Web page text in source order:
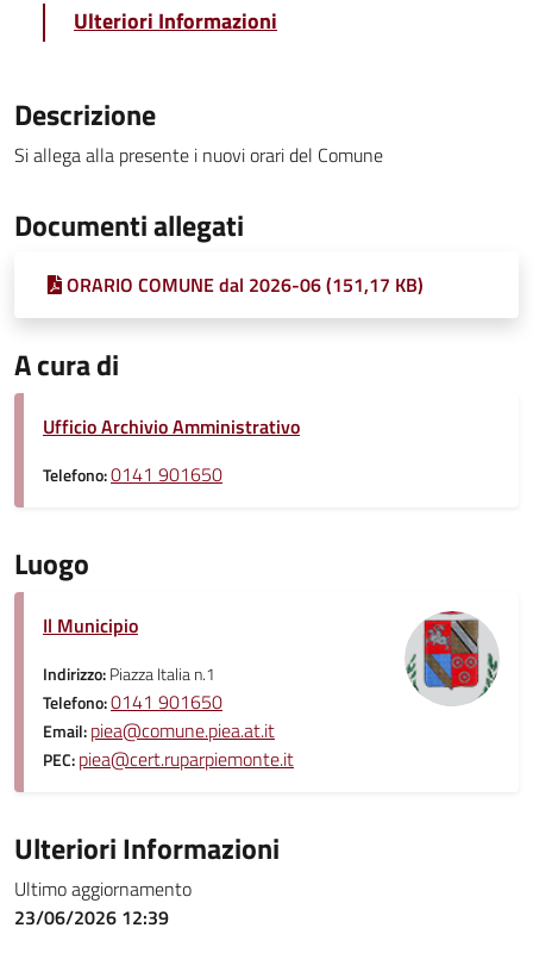
Ulteriori Informazioni
Descrizione
Si allega alla presente i nuovi orari del Comune
Documenti allegati
ORARIO COMUNE dal 2026-06 (151,17 KB)
A cura di
Ufficio Archivio Amministrativo
Telefono:0141 901650
Luogo
Il Municipio
Indirizzo:Piazza Italia n.1
Telefono:0141 901650
Email:piea@comune.piea.at.it
PEC:piea@cert.ruparpiemonte.it
Ulteriori Informazioni
Ultimo aggiornamento
23/06/2026 12:39